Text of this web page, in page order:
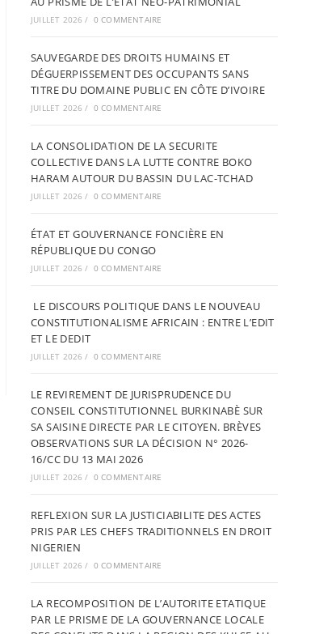
JUILLET 2026 / 0 COMMENTAIRE
SAUVEGARDE DES DROITS HUMAINS ET
DÉGUERPISSEMENT DES OCCUPANTS SANS
TITRE DU DOMAINE PUBLIC EN CÔTE D’IVOIRE
JUILLET 2026 / 0 COMMENTAIRE
LA CONSOLIDATION DE LA SECURITE
COLLECTIVE DANS LA LUTTE CONTRE BOKO
HARAM AUTOUR DU BASSIN DU LAC-TCHAD
JUILLET 2026 / 0 COMMENTAIRE
ÉTAT ET GOUVERNANCE FONCIÈRE EN
RÉPUBLIQUE DU CONGO
JUILLET 2026 / 0 COMMENTAIRE
LE DISCOURS POLITIQUE DANS LE NOUVEAU
CONSTITUTIONALISME AFRICAIN : ENTRE L’EDIT
ET LE DEDIT
JUILLET 2026 / 0 COMMENTAIRE
LE REVIREMENT DE JURISPRUDENCE DU
CONSEIL CONSTITUTIONNEL BURKINABÈ SUR
SA SAISINE DIRECTE PAR LE CITOYEN. BRÈVES
OBSERVATIONS SUR LA DÉCISION N° 2026-
16/CC DU 13 MAI 2026
JUILLET 2026 / 0 COMMENTAIRE
REFLEXION SUR LA JUSTICIABILITE DES ACTES
PRIS PAR LES CHEFS TRADITIONNELS EN DROIT
NIGERIEN
JUILLET 2026 / 0 COMMENTAIRE
LA RECOMPOSITION DE L’AUTORITE ETATIQUE
PAR LE PRISME DE LA GOUVERNANCE LOCALE